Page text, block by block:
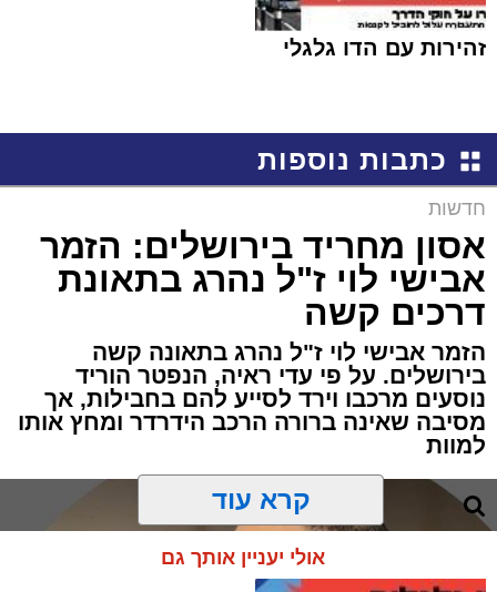
זהירות עם הדו גלגלי
כתבות נוספות
חדשות
אסון מחריד בירושלים: הזמר
אבישי לוי ז"ל נהרג בתאונת
דרכים קשה
הזמר אבישי לוי ז"ל נהרג בתאונה קשה
בירושלים. על פי עדי ראיה, הנפטר הוריד
נוסעים מרכבו וירד לסייע להם בחבילות, אך
מסיבה שאינה ברורה הרכב הידרדר ומחץ אותו
למוות
קרא עוד
אולי יעניין אותך גם